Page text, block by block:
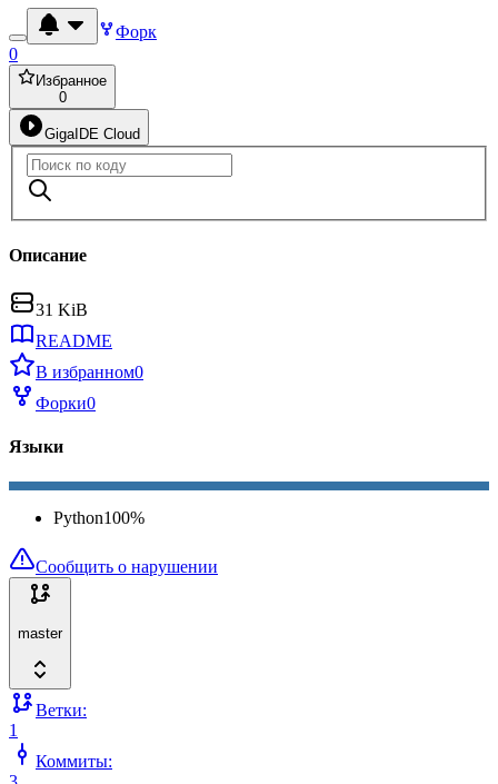
Форк
0
Избранное
0
GigaIDE Cloud
Описание
31 KiB
README
В избранном0
Форки0
Языки
Python100%
Сообщить о нарушении
master
Ветки:
1
Коммиты: